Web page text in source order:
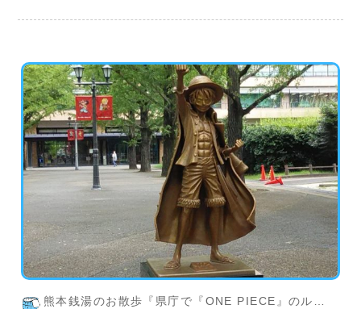
熊本銭湯のお散歩『県庁で『ONE PIECE』のルフィに』